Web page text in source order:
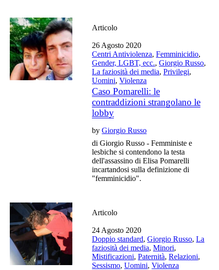
Articolo
26 Agosto 2020
Centri Antiviolenza,Femminicidio,
Gender, LGBT, ecc.,Giorgio Russo,
La faziosità dei media,Privilegi,
Uomini,Violenza
Caso Pomarelli: le
contraddizioni strangolano le
lobby
byGiorgio Russo
di Giorgio Russo - Femministe e
lesbiche si contendono la testa
dell'assassino di Elisa Pomarelli
incartandosi sulla definizione di
"femminicidio".
Articolo
24 Agosto 2020
Doppio standard,Giorgio Russo,La
faziosità dei media,Minori,
Mistificazioni,Paternità,Relazioni,
Sessismo,Uomini,Violenza